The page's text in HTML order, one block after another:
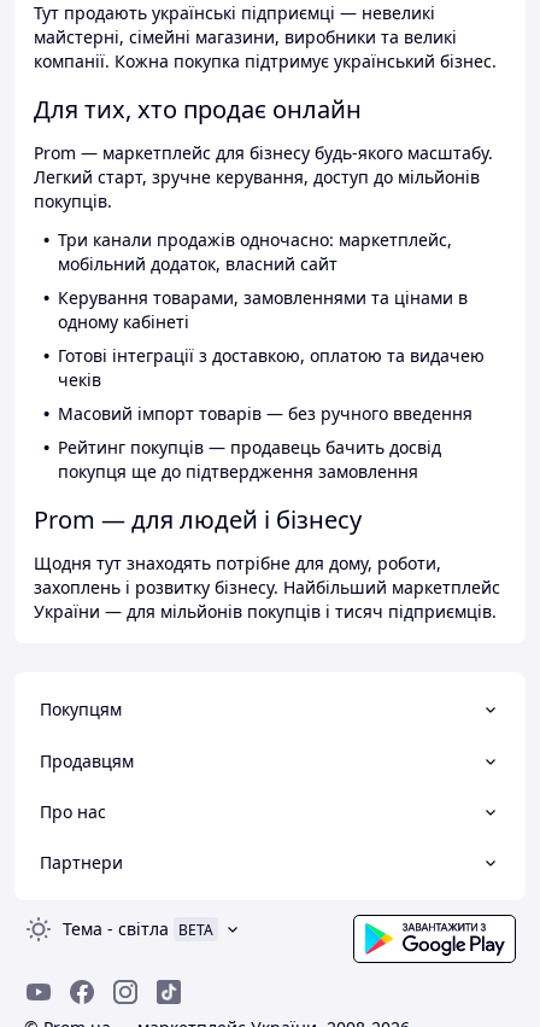
Тут продають українські підприємці — невеликі
майстерні, сімейні магазини, виробники та великі
компанії. Кожна покупка підтримує український бізнес.
Для тих, хто продає онлайн
Prom — маркетплейс для бізнесу будь-якого масштабу.
Легкий старт, зручне керування, доступ до мільйонів
покупців.
Три канали продажів одночасно: маркетплейс,
мобільний додаток, власний сайт
Керування товарами, замовленнями та цінами в
одному кабінеті
Готові інтеграції з доставкою, оплатою та видачею
чеків
Масовий імпорт товарів — без ручного введення
Рейтинг покупців — продавець бачить досвід
покупця ще до підтвердження замовлення
Prom — для людей і бізнесу
Щодня тут знаходять потрібне для дому, роботи,
захоплень і розвитку бізнесу. Найбільший маркетплейс
України — для мільйонів покупців і тисяч підприємців.
Покупцям
Продавцям
Про нас
Партнери
Тема - світла BETA